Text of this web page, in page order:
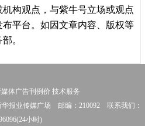
构观点，与紫牛号立场或观点
平台。如因文章内容、版权等
。
媒体广告刊例价 技术服务
华报业传媒广场 邮编：210092 联系我们：
小时)